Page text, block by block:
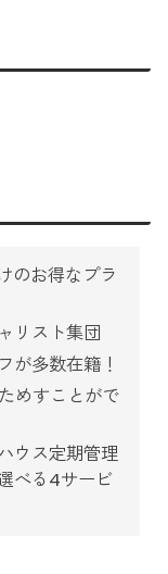
のお得なプラ
リスト集団
が多数在籍！
めすことがで
ウス定期管理
べる4サービ